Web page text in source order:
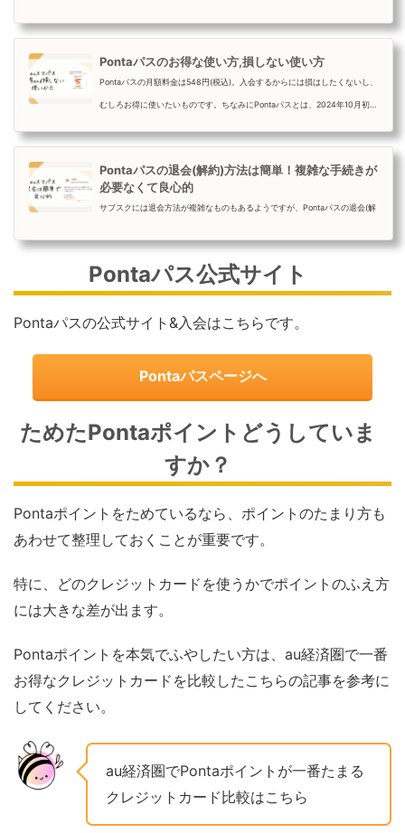
とができるようになるの...
Pontaパスのお得な使い方,損しない使い方
Pontaパスの月額料金は548円(税込)。入会するからには損はしたくないし、
むしろお得に使いたいものです。ちなみにPontaパスとは、2024年10月初め
Pontaパスの退会(解約)方法は簡単！複雑な手続きが
必要なくて良心的
サブスクには退会方法が複雑なものもあるようですが、Pontaパスの退会(解
年10月初めまでauスマー...
Pontaパス公式サイト
Pontaパスの公式サイト&入会はこちらです。
Pontaパスページへ
ためたPontaポイントどうしていま
すか？
Pontaポイントをためているなら、ポイントのたまり方も
あわせて整理しておくことが重要です。
特に、どのクレジットカードを使うかでポイントのふえ方
には大きな差が出ます。
Pontaポイントを本気でふやしたい方は、au経済圏で一番
お得なクレジットカードを比較したこちらの記事を参考に
してください。
au経済圏でPontaポイントが一番たまる
クレジットカード比較はこちら